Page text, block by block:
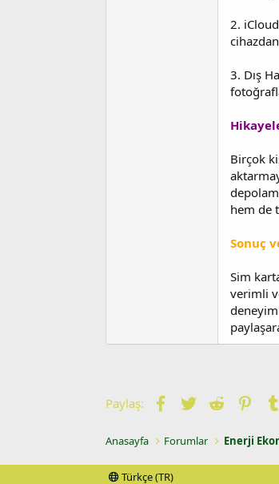
2.
3. Dış
Birçok
hem de
Sonuç
Sim
verimli
Paylaş: Facebook
TwitterReddit
Anasayfa Forumlar Enerji
Türkçe (TR)